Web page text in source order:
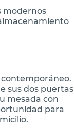
modernos
sus dos puertas
mesada con
para